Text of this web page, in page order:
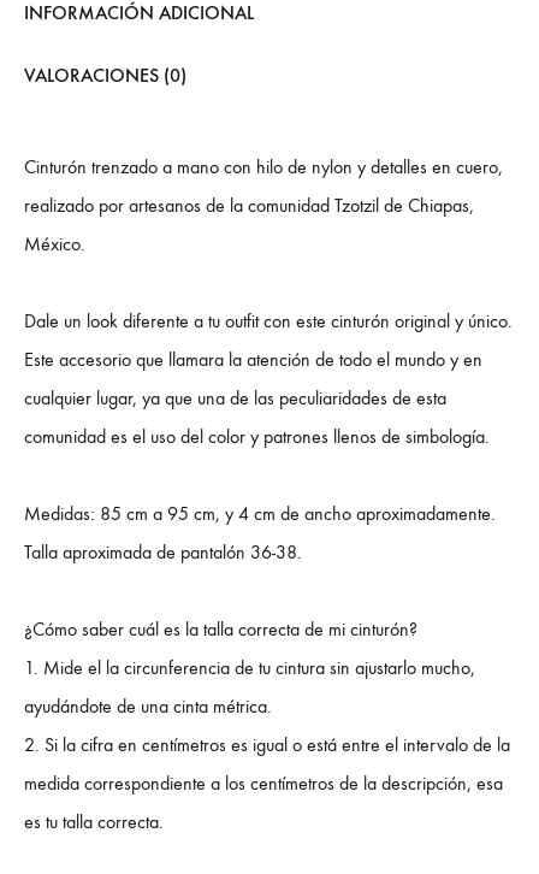
INFORMACIÓN ADICIONAL
VALORACIONES (0)
Cinturón trenzado a mano con hilo de nylon y detalles en cuero,
realizado por artesanos de la comunidad Tzotzil de Chiapas,
México.
Dale un look diferente a tu outfit con este cinturón original y único.
Este accesorio que llamara la atención de todo el mundo y en
cualquier lugar, ya que una de las peculiaridades de esta
comunidad es el uso del color y patrones llenos de simbología.
Medidas: 85 cm a 95 cm, y 4 cm de ancho aproximadamente.
Talla aproximada de pantalón 36-38.
¿Cómo saber cuál es la talla correcta de mi cinturón?
1. Mide el la circunferencia de tu cintura sin ajustarlo mucho,
ayudándote de una cinta métrica.
2. Si la cifra en centímetros es igual o está entre el intervalo de la
medida correspondiente a los centímetros de la descripción, esa
es tu talla correcta.